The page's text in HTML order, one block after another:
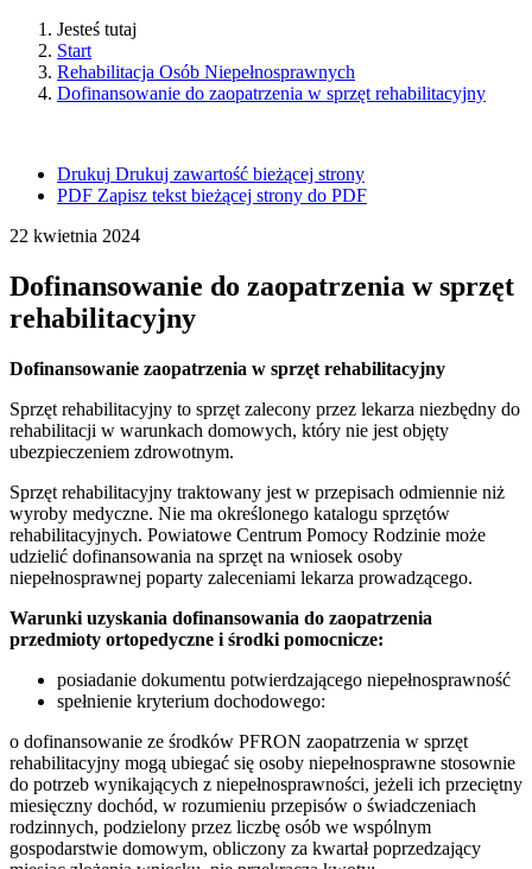
Jesteś tutaj
Start
Rehabilitacja Osób Niepełnosprawnych
Dofinansowanie do zaopatrzenia w sprzęt rehabilitacyjny
Drukuj Drukuj zawartość bieżącej strony
PDF Zapisz tekst bieżącej strony do PDF
22 kwietnia 2024
Dofinansowanie do zaopatrzenia w sprzęt
rehabilitacyjny
Dofinansowanie zaopatrzenia w sprzęt rehabilitacyjny
Sprzęt rehabilitacyjny to sprzęt zalecony przez lekarza niezbędny do
rehabilitacji w warunkach domowych, który nie jest objęty
ubezpieczeniem zdrowotnym.
Sprzęt rehabilitacyjny traktowany jest w przepisach odmiennie niż
wyroby medyczne. Nie ma określonego katalogu sprzętów
rehabilitacyjnych. Powiatowe Centrum Pomocy Rodzinie może
udzielić dofinansowania na sprzęt na wniosek osoby
niepełnosprawnej poparty zaleceniami lekarza prowadzącego.
Warunki uzyskania dofinansowania do zaopatrzenia
przedmioty ortopedyczne i środki pomocnicze:
posiadanie dokumentu potwierdzającego niepełnosprawność
spełnienie kryterium dochodowego:
o dofinansowanie ze środków PFRON zaopatrzenia w sprzęt
rehabilitacyjny mogą ubiegać się osoby niepełnosprawne stosownie
do potrzeb wynikających z niepełnosprawności, jeżeli ich przeciętny
miesięczny dochód, w rozumieniu przepisów o świadczeniach
rodzinnych, podzielony przez liczbę osób we wspólnym
gospodarstwie domowym, obliczony za kwartał poprzedzający